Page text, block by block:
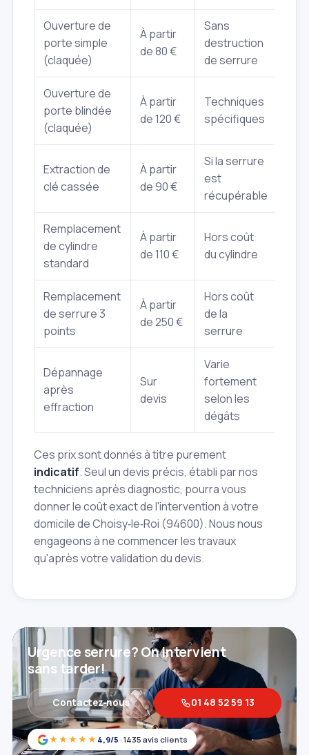
Ouverture de
porte simple
(claquée)
À partir
de 80 €
Sans
destruction
de serrure
Ouverture de
porte blindée
(claquée)
À partir
de 120 €
Techniques
spécifiques
Extraction de
clé cassée
À partir
de 90 €
Si la serrure
est
récupérable
Remplacement
de cylindre
standard
À partir
de 110 €
Hors coût
du cylindre
Remplacement
de serrure 3
points
À partir
de 250 €
Hors coût
de la
serrure
Dépannage
après
effraction
Sur
devis
Varie
fortement
selon les
dégâts
Ces prix sont donnés à titre purement
indicatif. Seul un devis précis, établi par nos
techniciens après diagnostic, pourra vous
donner le coût exact de l'intervention à votre
domicile de Choisy‑le‑Roi (94600). Nous nous
engageons à ne commencer les travaux
qu'après votre validation du devis.
★★★★★ 4,9/5 · 1435 avis clients
Urgence serrure? On intervient
sans tarder!
Contactez‑nous 01 48 52 59 13